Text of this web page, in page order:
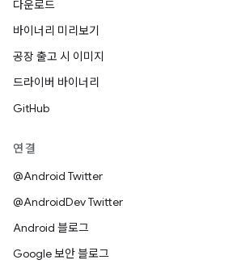
다운로드
바이너리 미리보기
공장 출고 시 이미지
드라이버 바이너리
GitHub
연결
@Android Twitter
@AndroidDev Twitter
Android 블로그
Google 보안 블로그